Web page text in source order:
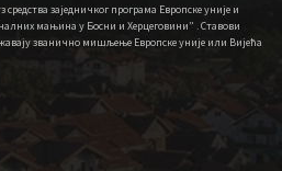
заједничког програма Европске уније и
мањина у Босни и Херцеговини” . Ставови
званично мишљење Европске уније или Вијећа